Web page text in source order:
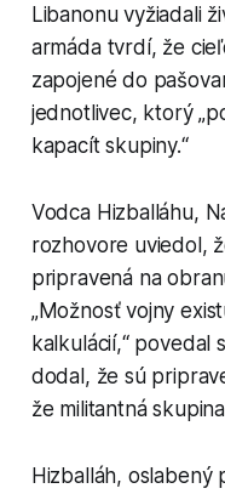
Libanonu vyžiadali
armáda tvrdí, že
zapojené do
jednotlivec, ktorý
kapacít skupiny.“
Vodca Hizballáhu,
rozhovore uviedol,
pripravená na
„Možnosť vojny
kalkulácií,“ povedal
dodal, že sú
že militantná
Hizballáh, oslabený